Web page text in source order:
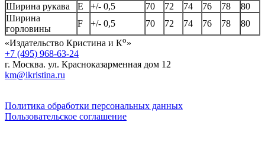
Ширина рукава
E +/- 0,5 70 72 74 76 78
80
Ширина
горловины
F +/- 0,5 70 72 74 76 78
80
«Издательство Кристина и Ко»
+7 (495) 968-63-24
г. Москва. ул. Красноказарменная дом 12
km@ikristina.ru
Политика обработки персональных данных
Пользовательское соглашение